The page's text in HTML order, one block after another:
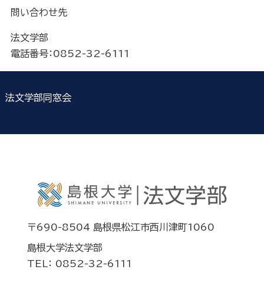
問い合わせ先
法文学部
電話番号：0852-32-6111
法文学部同窓会
〒690-8504 島根県松江市西川津町1060
島根大学法文学部
TEL： 0852-32-6111